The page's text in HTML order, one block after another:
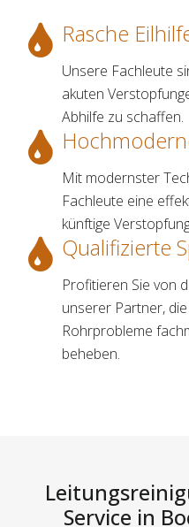
Rasche
Unsere Fachleute
akuten
Abhilfe zu schaffen.
Mit modernster
Fachleute eine
künftige
Qualifizierte
Profitieren Sie von
unserer Partner,
Rohrprobleme
beheben.
Service in